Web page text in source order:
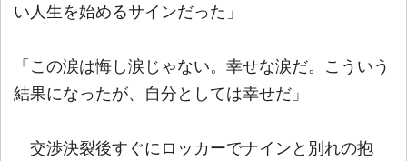
い人生を始めるサインだった」
「この涙は悔し涙じゃない。幸せな涙だ。こういう
結果になったが、自分としては幸せだ」
交渉決裂後すぐにロッカーでナインと別れの抱